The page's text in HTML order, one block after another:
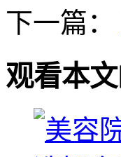
下一篇：
观看本